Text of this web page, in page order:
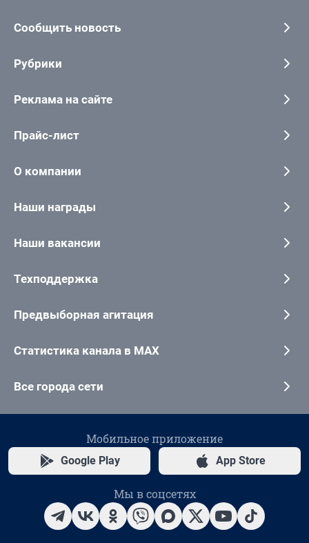
Сообщить новость
Рубрики
Реклама на сайте
Прайс-лист
О компании
Наши награды
Наши вакансии
Техподдержка
Предвыборная агитация
Статистика канала в MAX
Все города сети
Мобильное приложение
Google Play App Store
Мы в соцсетях